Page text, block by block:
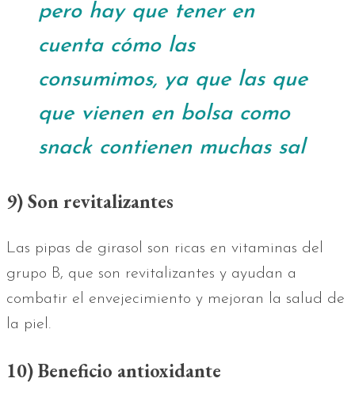
pero hay que tener en
cuenta cómo las
consumimos, ya que las que
que vienen en bolsa como
snack contienen muchas sal
9) Son revitalizantes
Las pipas de girasol son ricas en vitaminas del
grupo B, que son revitalizantes y ayudan a
combatir el envejecimiento y mejoran la salud de
la piel.
10) Beneficio antioxidante